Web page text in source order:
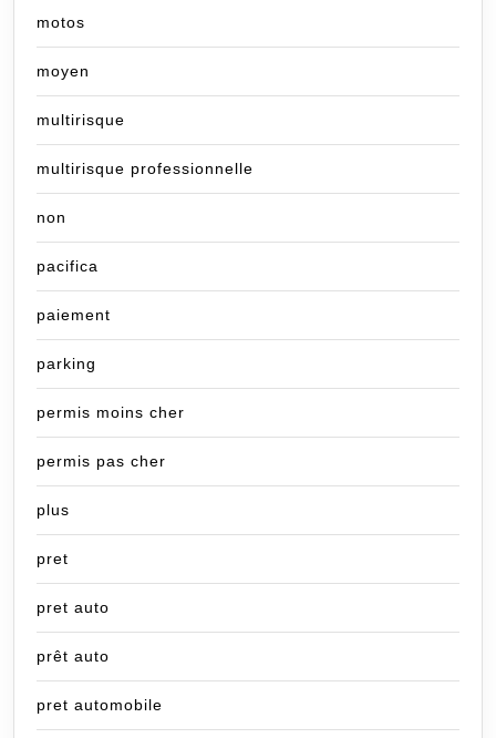
motos
moyen
multirisque
multirisque professionnelle
non
pacifica
paiement
parking
permis moins cher
permis pas cher
plus
pret
pret auto
prêt auto
pret automobile